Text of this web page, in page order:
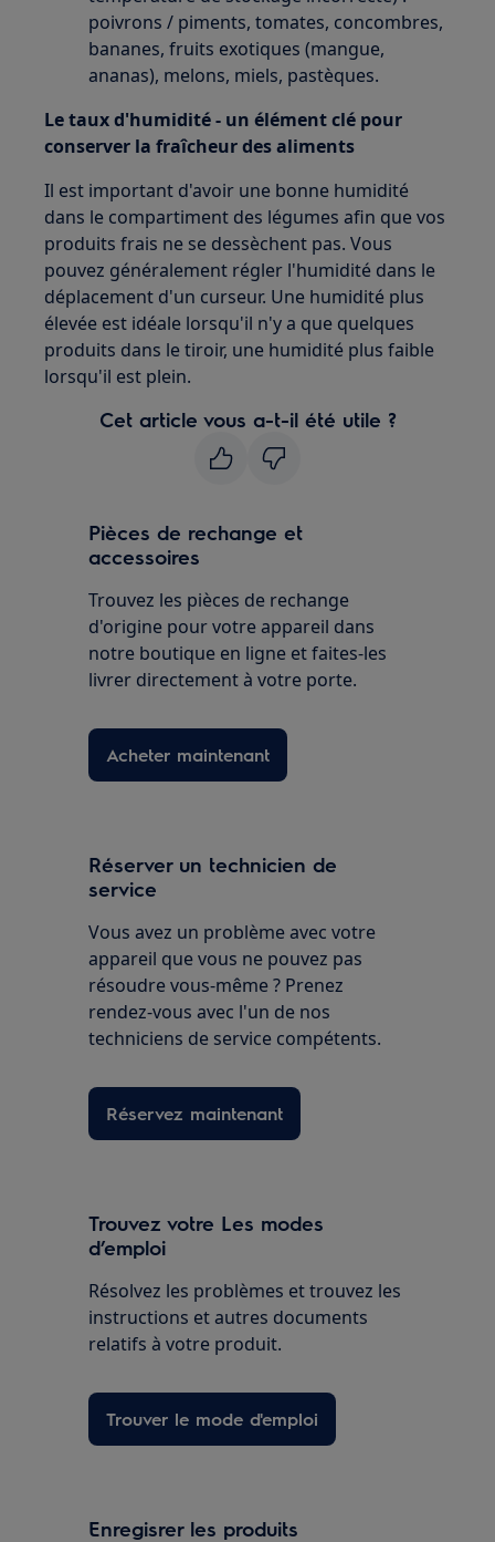
poivrons / piments, tomates, concombres,
bananes, fruits exotiques (mangue,
ananas), melons, miels, pastèques.
Le taux d'humidité - un élément clé pour
conserver la fraîcheur des aliments
Il est important d'avoir une bonne humidité
dans le compartiment des légumes afin que vos
produits frais ne se dessèchent pas. Vous
pouvez généralement régler l'humidité dans le
déplacement d'un curseur. Une humidité plus
élevée est idéale lorsqu'il n'y a que quelques
produits dans le tiroir, une humidité plus faible
lorsqu'il est plein.
Cet article vous a-t-il été utile ?
Pièces de rechange et
accessoires
Trouvez les pièces de rechange
d'origine pour votre appareil dans
notre boutique en ligne et faites-les
livrer directement à votre porte.
Acheter maintenant
Réserver un technicien de
service
Vous avez un problème avec votre
appareil que vous ne pouvez pas
résoudre vous-même ? Prenez
rendez-vous avec l'un de nos
techniciens de service compétents.
Réservez maintenant
Trouvez votre Les modes
d’emploi
Résolvez les problèmes et trouvez les
instructions et autres documents
relatifs à votre produit.
Trouver le mode d'emploi
Enregisrer les produits